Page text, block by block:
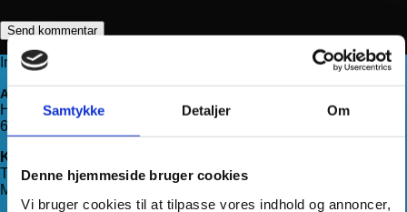
Samtykke Detaljer Om
Denne hjemmeside bruger cookies
Vi bruger cookies til at tilpasse vores indhold og annoncer,
Information
Adresse
Haderslevvej 78, st.
6200 Aabenraa
Kontakt os
Telefon:71 99 75 88
Mail: